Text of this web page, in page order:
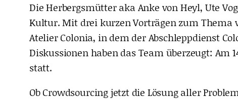
Die Herbergsmütter aka Anke von Heyl, Ute
Kultur. Mit drei kurzen Vorträgen zum Thema
Atelier Colonia, in dem der Abschleppdienst
Diskussionen haben das Team überzeugt: Am
statt.
Ob Crowdsourcing jetzt die Lösung aller